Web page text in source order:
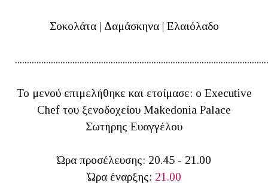
Σοκολάτα | Δαμάσκηνα | Ελαιόλαδο
Το μενού επιμελήθηκε και ετοίμασε: ο Executive
Chef του ξενοδοχείου Makedonia Palace
Σωτήρης Ευαγγέλου
Ώρα προσέλευσης: 20.45 - 21.00
Ώρα έναρξης: 21.00